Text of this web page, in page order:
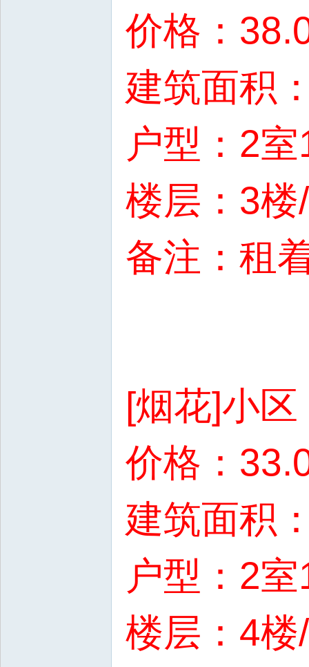
价格：
建筑面积
户型：2
楼层：3
备注：租
[烟花]小
价格：
建筑面积
户型：2
楼层：4